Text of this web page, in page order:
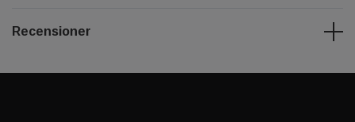
Recensioner